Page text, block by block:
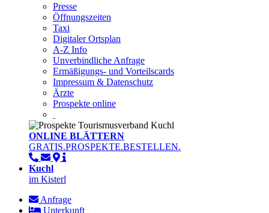
Presse
Öffnungszeiten
Taxi
Digitaler Ortsplan
A-Z Info
Unverbindliche Anfrage
Ermäßigungs- und Vorteilscards
Impressum & Datenschutz
Ärzte
Prospekte online
ONLINE BLÄTTERN
GRATIS.PROSPEKTE.BESTELLEN.
Kuchl
im Kisterl
Anfrage
Unterkunft